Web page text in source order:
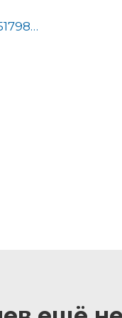
https://riamo.ru/article/451798/v-podmoskove-vyberut-uchitelya-goda.xl